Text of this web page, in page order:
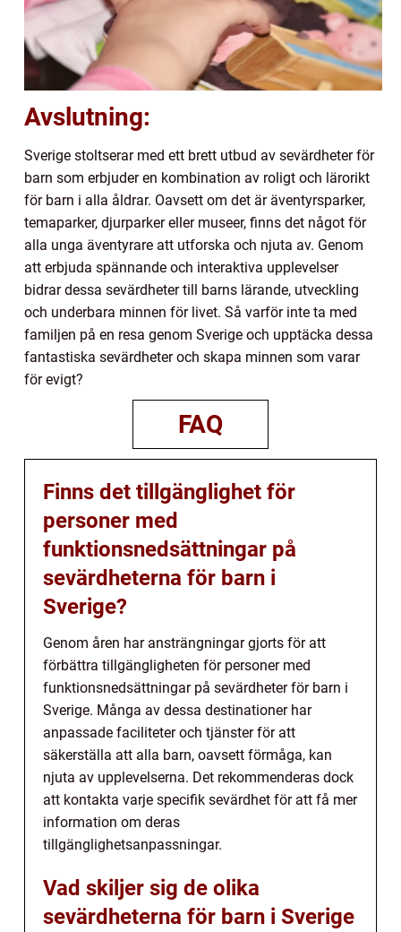
Avslutning:
Sverige stoltserar med ett brett utbud av sevärdheter för
barn som erbjuder en kombination av roligt och lärorikt
för barn i alla åldrar. Oavsett om det är äventyrsparker,
temaparker, djurparker eller museer, finns det något för
alla unga äventyrare att utforska och njuta av. Genom
att erbjuda spännande och interaktiva upplevelser
bidrar dessa sevärdheter till barns lärande, utveckling
och underbara minnen för livet. Så varför inte ta med
familjen på en resa genom Sverige och upptäcka dessa
fantastiska sevärdheter och skapa minnen som varar
för evigt?
FAQ
Finns det tillgänglighet för
personer med
funktionsnedsättningar på
sevärdheterna för barn i
Sverige?
Genom åren har ansträngningar gjorts för att
förbättra tillgängligheten för personer med
funktionsnedsättningar på sevärdheter för barn i
Sverige. Många av dessa destinationer har
anpassade faciliteter och tjänster för att
säkerställa att alla barn, oavsett förmåga, kan
njuta av upplevelserna. Det rekommenderas dock
att kontakta varje specifik sevärdhet för att få mer
information om deras
tillgänglighetsanpassningar.
Vad skiljer sig de olika
sevärdheterna för barn i Sverige